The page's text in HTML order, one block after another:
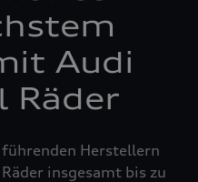
Audi
Räder
Herstellern
insgesamt bis zu